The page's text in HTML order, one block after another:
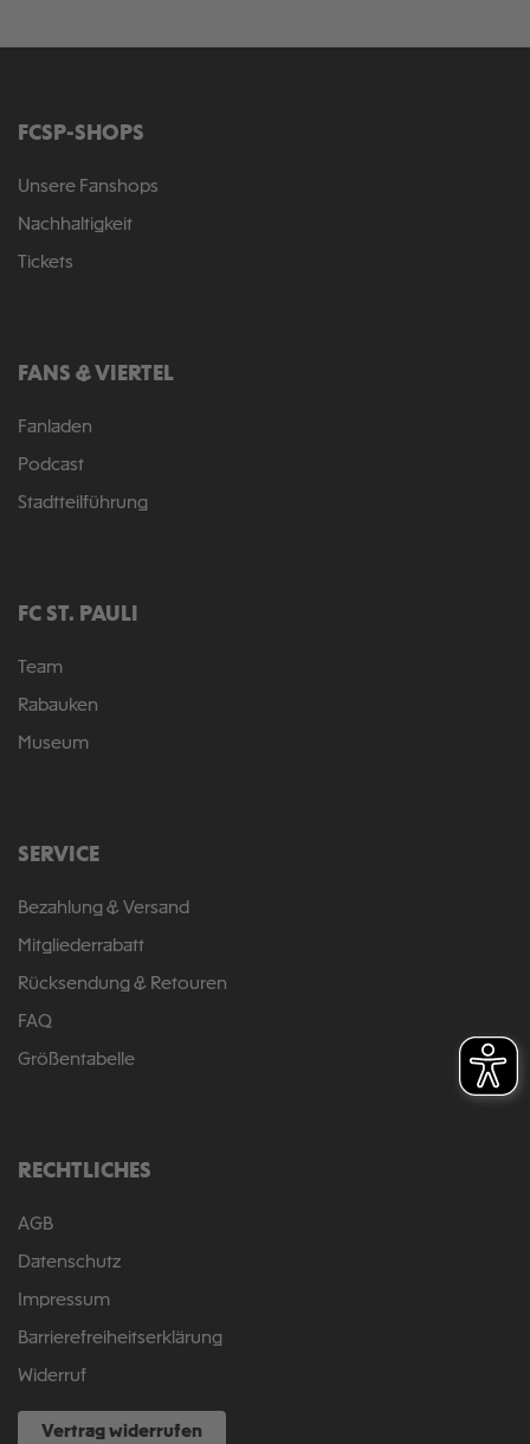
FCSP-SHOPS
Unsere Fanshops
Nachhaltigkeit
Tickets
FANS & VIERTEL
Fanladen
Podcast
Stadtteilführung
FC ST. PAULI
Team
Rabauken
Museum
SERVICE
Bezahlung & Versand
Mitgliederrabatt
Rücksendung & Retouren
FAQ
Größentabelle
RECHTLICHES
AGB
Datenschutz
Impressum
Barrierefreiheitserklärung
Widerruf
Vertrag widerrufen